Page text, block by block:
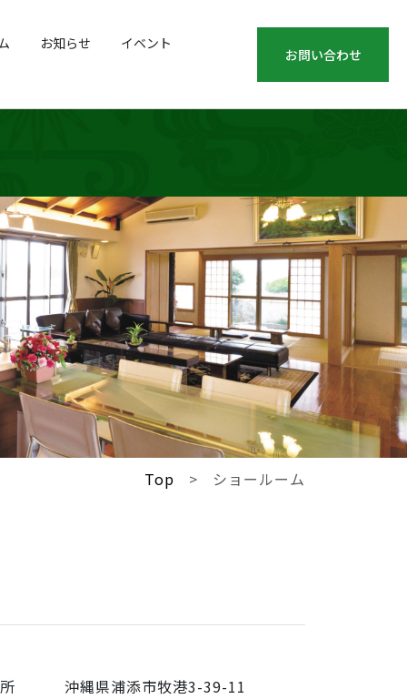
お知らせ イベント
お問い合わせ
Top ショールーム
沖縄県浦添市牧港3-39-11